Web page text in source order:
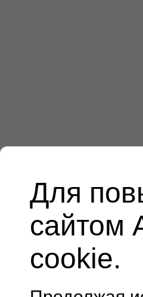
Для
сайтом
cookie.